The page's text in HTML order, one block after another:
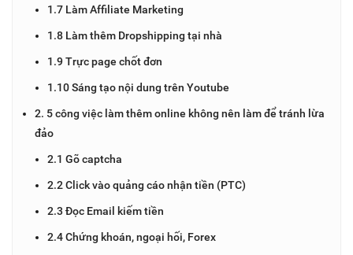
1.7 Làm Affiliate Marketing
1.8 Làm thêm Dropshipping tại nhà
1.9 Trực page chốt đơn
1.10 Sáng tạo nội dung trên Youtube
2. 5 công việc làm thêm online không nên làm để tránh lừa
đảo
2.1 Gõ captcha
2.2 Click vào quảng cáo nhận tiền (PTC)
2.3 Đọc Email kiếm tiền
2.4 Chứng khoán, ngoại hối, Forex